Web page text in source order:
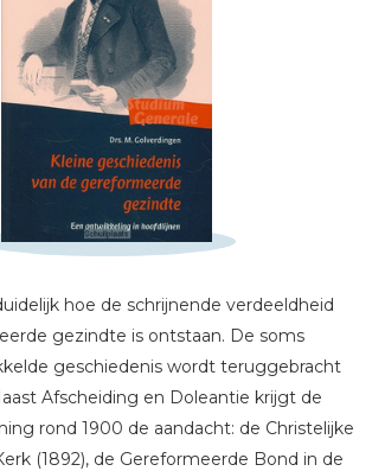
hoe de schrijnende verdeeldheid
gezindte is ontstaan. De soms
geschiedenis wordt teruggebracht
Afscheiding en Doleantie krijgt de
rond 1900 de aandacht: de Christelijke
(1892), de Gereformeerde Bond in de
je review!